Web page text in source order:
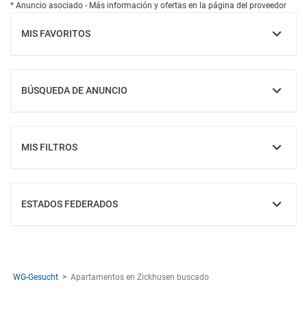
* Anuncio asociado - Más información y ofertas en la página del proveedor
MIS FAVORITOS
MOSTRAR
BÚSQUEDA DE ANUNCIO
MOSTRAR
MIS FILTROS
MOSTRAR
ESTADOS FEDERADOS
MOSTRAR
WG-Gesucht Apartamentos en Zickhusen buscado